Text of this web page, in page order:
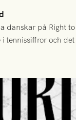
danskar på Right
och